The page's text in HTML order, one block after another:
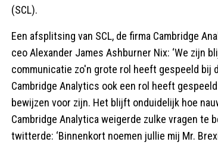
(SCL).
Een afsplitsing van SCL, de firma Cambridge
ceo Alexander James Ashburner Nix: ‘We zijn
communicatie zo'n grote rol heeft gespeeld bij
Cambridge Analytics ook een rol heeft
bewijzen voor zijn. Het blijft onduidelijk hoe
Cambridge Analytica weigerde zulke vragen te
twitterde: ‘Binnenkort noemen jullie mij Mr.